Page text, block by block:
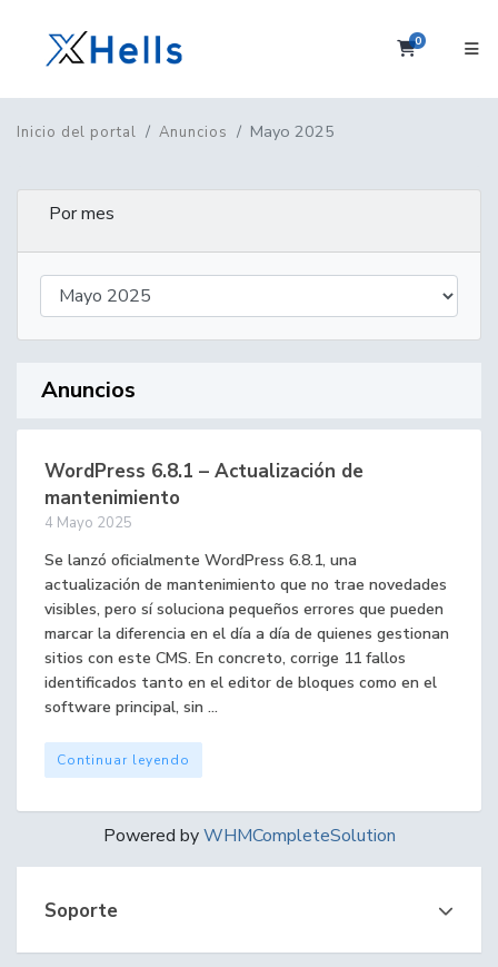
0Carrito
Inicio del portal Anuncios Mayo 2025
Por mes
Anuncios
WordPress 6.8.1 – Actualización de
mantenimiento
4 Mayo 2025
Se lanzó oficialmente WordPress 6.8.1, una
actualización de mantenimiento que no trae novedades
visibles, pero sí soluciona pequeños errores que pueden
marcar la diferencia en el día a día de quienes gestionan
sitios con este CMS. En concreto, corrige 11 fallos
identificados tanto en el editor de bloques como en el
software principal, sin ...
Continuar leyendo
Powered byWHMCompleteSolution
Soporte